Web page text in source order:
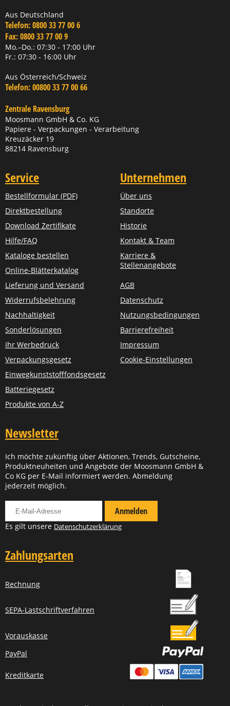
Aus Deutschland
Telefon:0800 33 77 00 6
Fax:0800 33 77 00 9
Mo.–Do.: 07:30 - 17:00 Uhr
Fr.: 07:30 - 16:00 Uhr
Aus Österreich/Schweiz
Telefon:00800 33 77 00 66
Zentrale Ravensburg
Moosmann GmbH & Co. KG
Papiere - Verpackungen - Verarbeitung
Kreuzäcker 19
88214 Ravensburg
Service
Bestellformular (PDF)
Direktbestellung
Download Zertifikate
Hilfe/FAQ
Kataloge bestellen
Online-Blätterkatalog
Lieferung und Versand
Widerrufsbelehrung
Nachhaltigkeit
Sonderlösungen
Ihr Werbedruck
Verpackungsgesetz
Einwegkunststofffondsgesetz
Batteriegesetz
Produkte von A-Z
Unternehmen
Über uns
Standorte
Historie
Kontakt & Team
Karriere &
Stellenangebote
AGB
Datenschutz
Nutzungsbedingungen
Barrierefreiheit
Impressum
Cookie-Einstellungen
Newsletter
Ich möchte zukünftig über Aktionen, Trends, Gutscheine,
Produktneuheiten und Angebote der Moosmann GmbH &
Co KG per E-Mail informiert werden. Abmeldung
jederzeit möglich.
Anmelden
Es gilt unsere Datenschutzerklärung
Zahlungsarten
Rechnung
SEPA-Lastschriftverfahren
Vorauskasse
PayPal
Kreditkarte